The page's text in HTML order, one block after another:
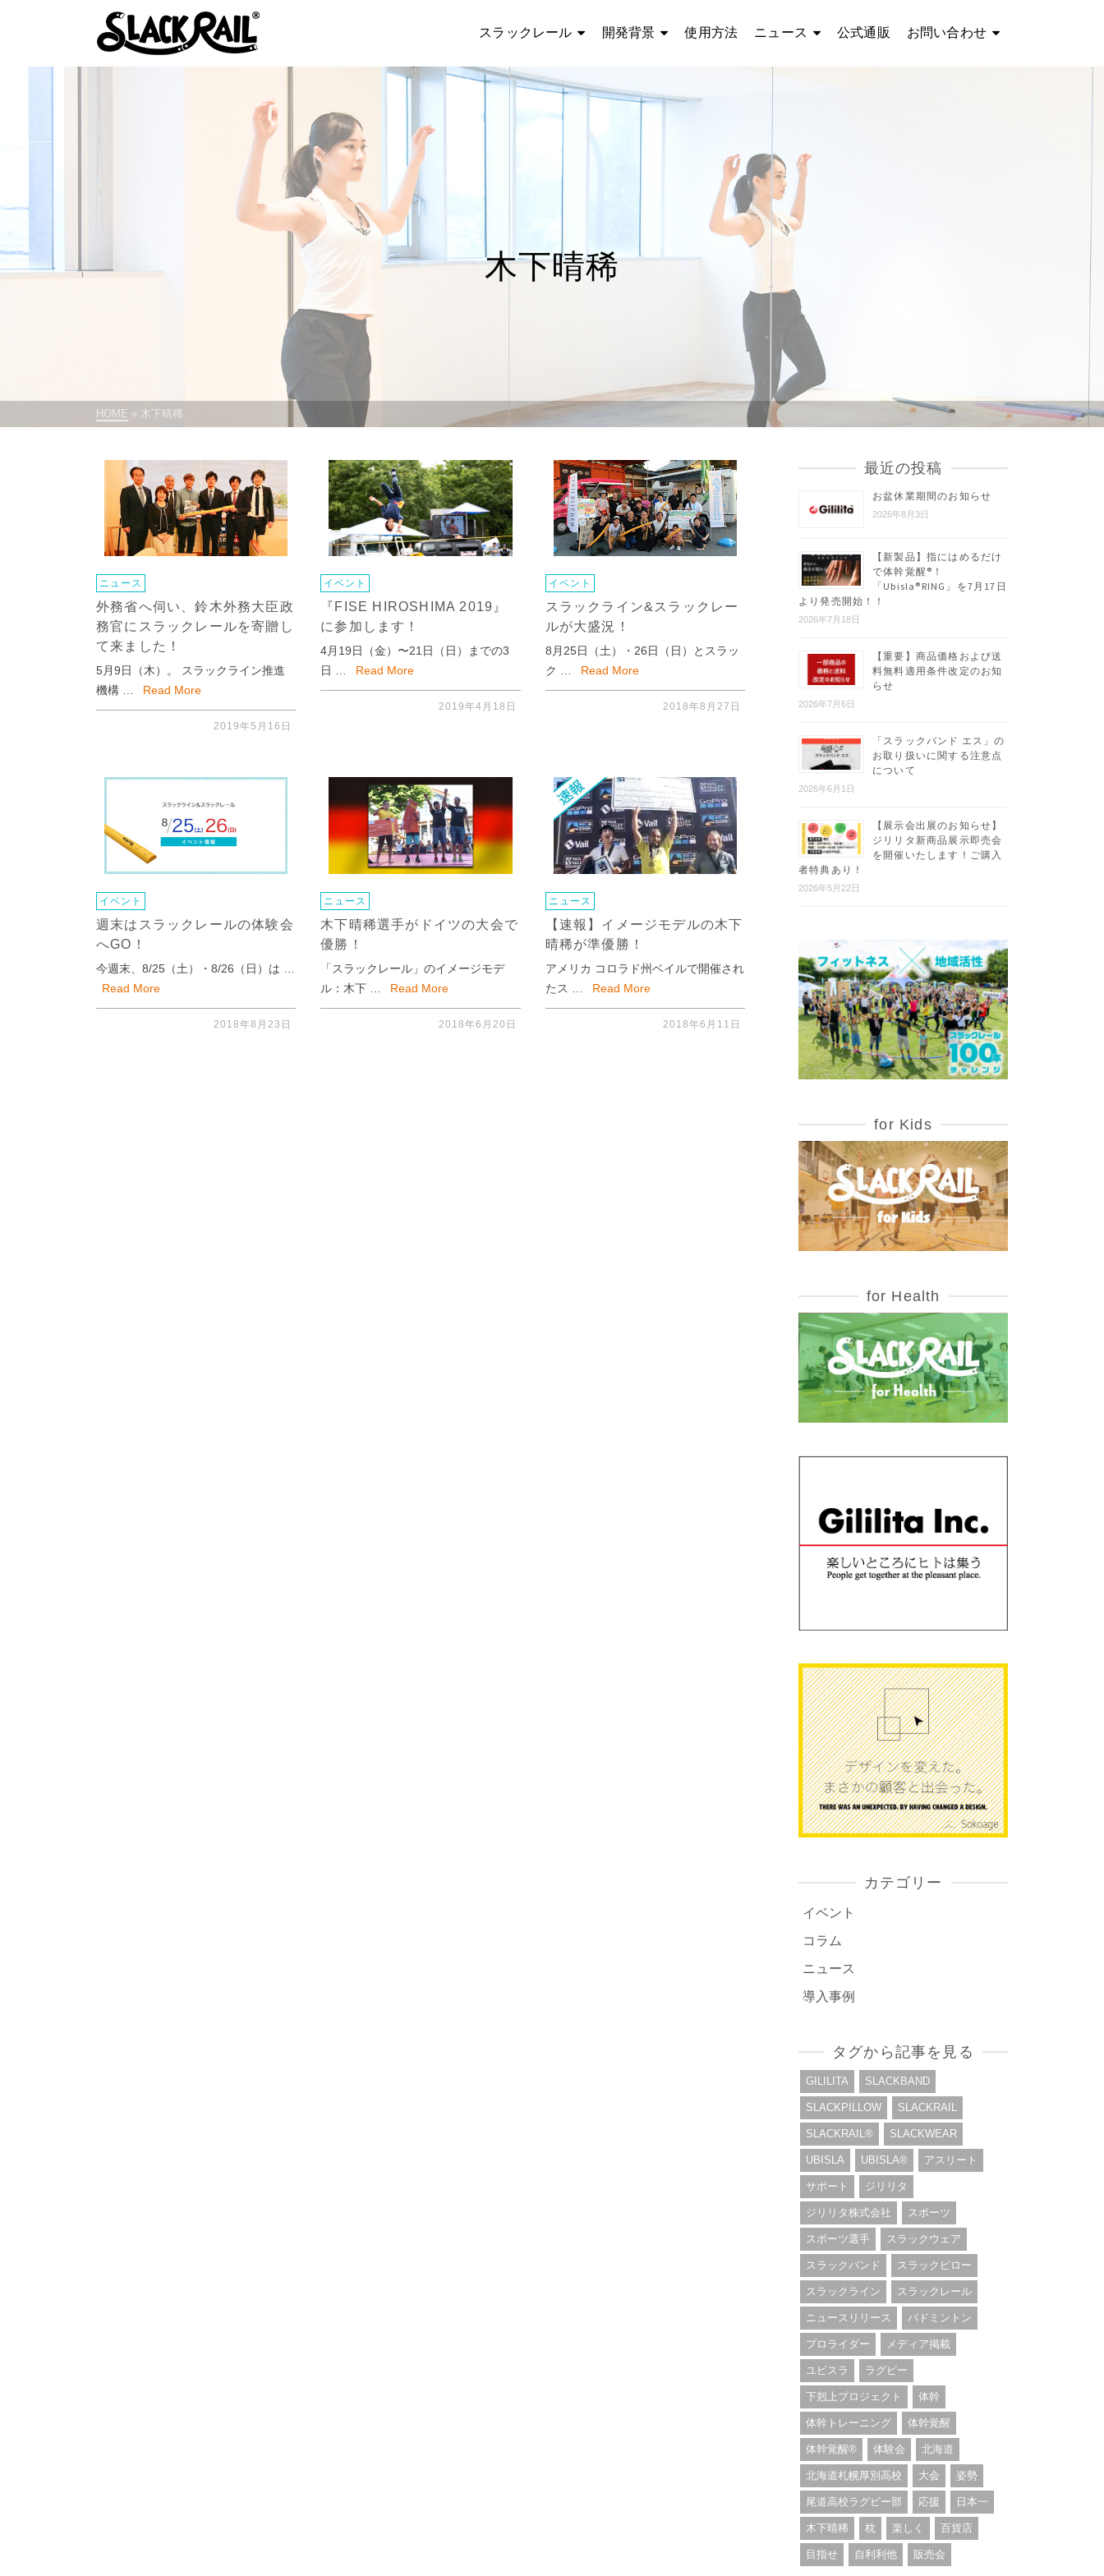
スラックレール 開発背景 使用方法 ニュース 公式通販 お問い合わせ
木下晴稀
HOME » 木下晴稀
ニュース
外務省へ伺い、鈴木外務大臣政
務官にスラックレールを寄贈し
て来ました！
5月9日（木）。 スラックライン推進
機構 …
Read More
2019年5月16日
イベント
『FISE HIROSHIMA 2019』
に参加します！
4月19日（金）〜21日（日）までの3
日 …
Read More
2019年4月18日
イベント
スラックライン&スラックレー
ルが大盛況！
8月25日（土）・26日（日）とスラッ
ク …
Read More
2018年8月27日
イベント
週末はスラックレールの体験会
へGO！
今週末、8/25（土）・8/26（日）は …
Read More
2018年8月23日
ニュース
木下晴稀選手がドイツの大会で
優勝！
「スラックレール」のイメージモデ
ル：木下 …
Read More
2018年6月20日
ニュース
【速報】イメージモデルの木下
晴稀が準優勝！
アメリカ コロラド州ベイルで開催され
たス …
Read More
2018年6月11日
最近の投稿
お盆休業期間のお知らせ
2026年8月3日
【新製品】指にはめるだけ
で体幹覚醒®︎！
「Ubisla®︎RING」を7月17日
より発売開始！！
2026年7月18日
【重要】商品価格および送
料無料適用条件改定のお知
らせ
2026年7月6日
「スラックバンド エス」の
お取り扱いに関する注意点
について
2026年6月1日
【展示会出展のお知らせ】
ジリリタ新商品展示即売会
を開催いたします！ご購入
者特典あり！
2026年5月22日
for Kids
for Health
カテゴリー
イベント
コラム
ニュース
導入事例
タグから記事を見る
GILILITA SLACKBAND
SLACKPILLOW SLACKRAIL
SLACKRAIL®︎ SLACKWEAR
UBISLA UBISLA®︎ アスリート
サポート ジリリタ
ジリリタ株式会社 スポーツ
スポーツ選手 スラックウェア
スラックバンド スラックピロー
スラックライン スラックレール
ニュースリリース バドミントン
プロライダー メディア掲載
ユビスラ ラグビー
下剋上プロジェクト 体幹
体幹トレーニング 体幹覚醒
体幹覚醒®︎ 体験会 北海道
北海道札幌厚別高校 大会 姿勢
尾道高校ラグビー部 応援 日本一
木下晴稀 枕 楽しく 百貨店
目指せ 自利利他 販売会